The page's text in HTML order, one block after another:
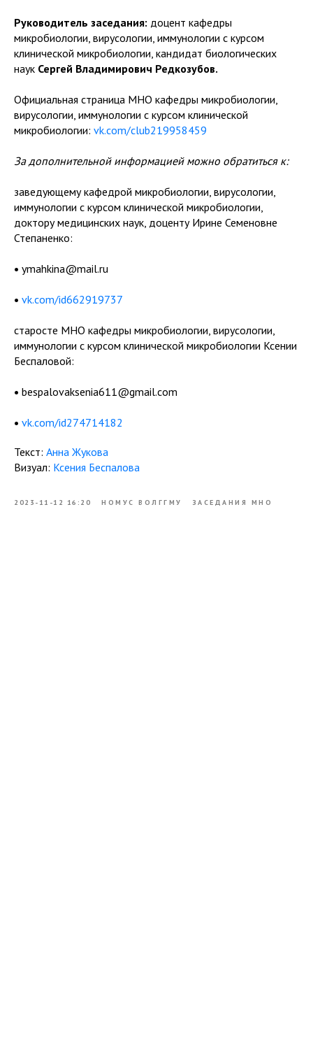
Руководитель заседания: доцент кафедры
микробиологии, вирусологии, иммунологии с курсом
клинической микробиологии, кандидат биологических
наук Сергей Владимирович Редкозубов.
Официальная страница МНО кафедры микробиологии,
вирусологии, иммунологии с курсом клинической
микробиологии: vk.com/club219958459
За дополнительной информацией можно обратиться к:
заведующему кафедрой микробиологии, вирусологии,
иммунологии с курсом клинической микробиологии,
доктору медицинских наук, доценту Ирине Семеновне
Степаненко:
• ymahkina@mail.ru
• vk.com/id662919737
старосте МНО кафедры микробиологии, вирусологии,
иммунологии с курсом клинической микробиологии Ксении
Беспаловой:
• bespalovaksenia611@gmail.com
• vk.com/id274714182
Текст: Анна Жукова
Визуал: Ксения Беспалова
2023-11-12 16:20 НОМУС ВОЛГГМУ ЗАСЕДАНИЯ МНО